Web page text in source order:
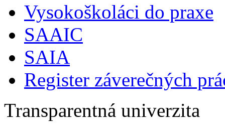
Vysokoškoláci do praxe
SAAIC
SAIA
Register záverečných
Transparentná univerzita